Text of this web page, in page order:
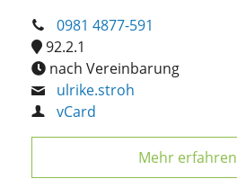
0981 4877-591
92.2.1
nach Vereinbarung
ulrike.stroh
vCard
Mehr erfahren